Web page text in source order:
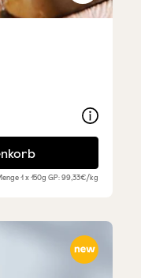
5 von 5 Sternen
1 x 150gGP: 99,33€/kg